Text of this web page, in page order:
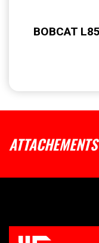
BOBCAT L85